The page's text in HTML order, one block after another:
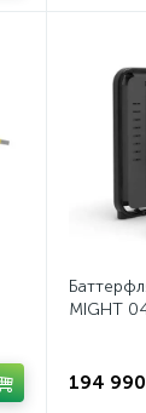
MIGHT
194